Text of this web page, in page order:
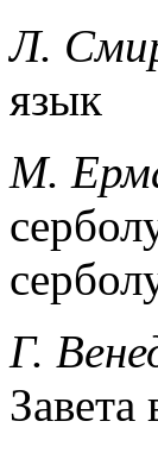
Л.
язык
М.
Г.
Завета